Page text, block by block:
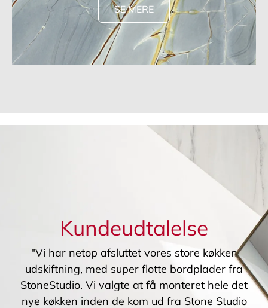
SE MERE
Kundeudtalelse
"Vi har netop afsluttet vores store køkken
udskiftning, med super flotte bordplader fra
StoneStudio. Vi valgte at få monteret hele det
nye køkken inden de kom ud fra Stone Studio